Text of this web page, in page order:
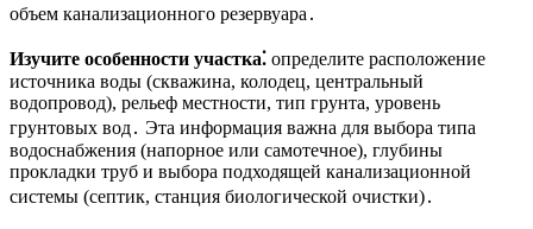
объем канализационного резервуара․
Изучите особенности участка⁚ определите расположение
источника воды (скважина, колодец, центральный
водопровод), рельеф местности, тип грунта, уровень
грунтовых вод․ Эта информация важна для выбора типа
водоснабжения (напорное или самотечное), глубины
прокладки труб и выбора подходящей канализационной
системы (септик, станция биологической очистки)․